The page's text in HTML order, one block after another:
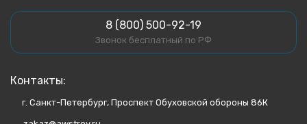
8 (800) 500-92-19
Звонок бесплатный по РФ
Контакты:
г. Санкт-Петербург, Проспект Обуховской обороны 86К